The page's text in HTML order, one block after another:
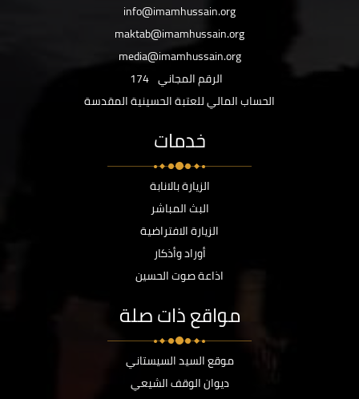
info@imamhussain.org
maktab@imamhussain.org
media@imamhussain.org
الرقم المجاني 174
الحساب المالي للعتبة الحسينية المقدسة
خدمات
الزيارة بالانابة
البث المباشر
الزيارة الافتراضية
أوراد وأذكار
اذاعة صوت الحسين
مواقع ذات صلة
موقع السيد السيستاني
ديوان الوقف الشيعي